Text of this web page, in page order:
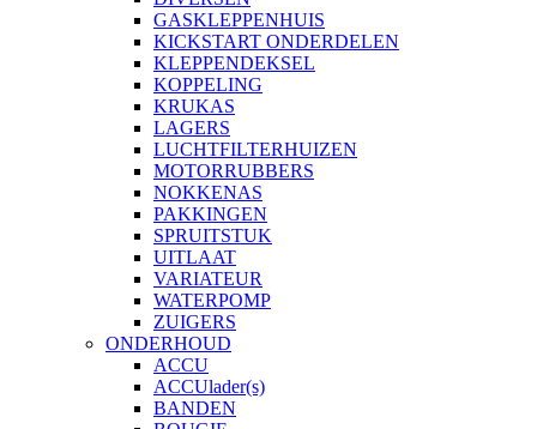
GASKLEPPENHUIS
KICKSTART ONDERDELEN
KLEPPENDEKSEL
KOPPELING
KRUKAS
LAGERS
LUCHTFILTERHUIZEN
MOTORRUBBERS
NOKKENAS
PAKKINGEN
SPRUITSTUK
UITLAAT
VARIATEUR
WATERPOMP
ZUIGERS
ONDERHOUD
ACCU
ACCUlader(s)
BANDEN